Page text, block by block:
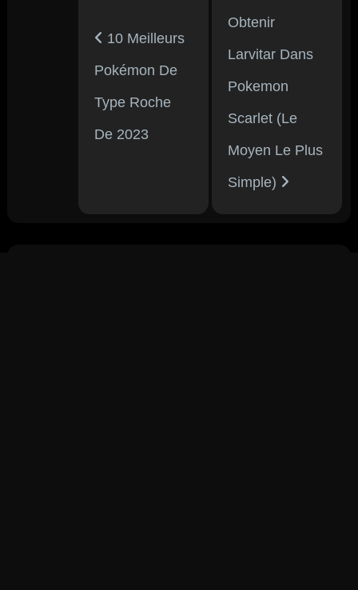
10 Meilleurs
Pokémon De
Type Roche
De 2023
Obtenir
Larvitar Dans
Pokemon
Scarlet (Le
Moyen Le Plus
Simple)